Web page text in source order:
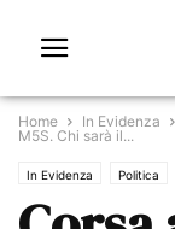
Home In Evidenza
M5S. Chi sarà il...
In Evidenza Politica